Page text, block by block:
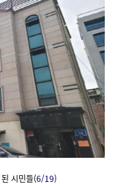
시민들(6/19)